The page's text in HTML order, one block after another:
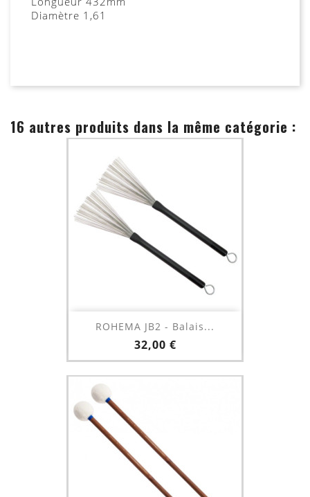
Diamètre 1,61
16 autres produits dans la même catégorie :
ROHEMA JB2 - Balais...
Prix
32,00 €